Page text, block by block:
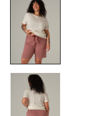
Bildergalerie überspringen